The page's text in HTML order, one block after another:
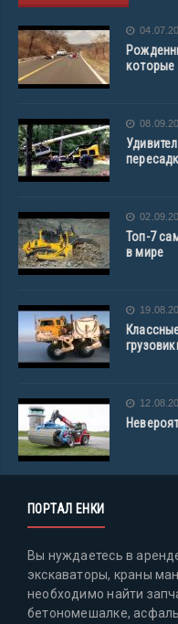
которые
Топ-7
в мире
ПОРТАЛ ЕНКИ
Вы нуждаетесь в
экскаваторы, краны
необходимо найти
бетономешалке,